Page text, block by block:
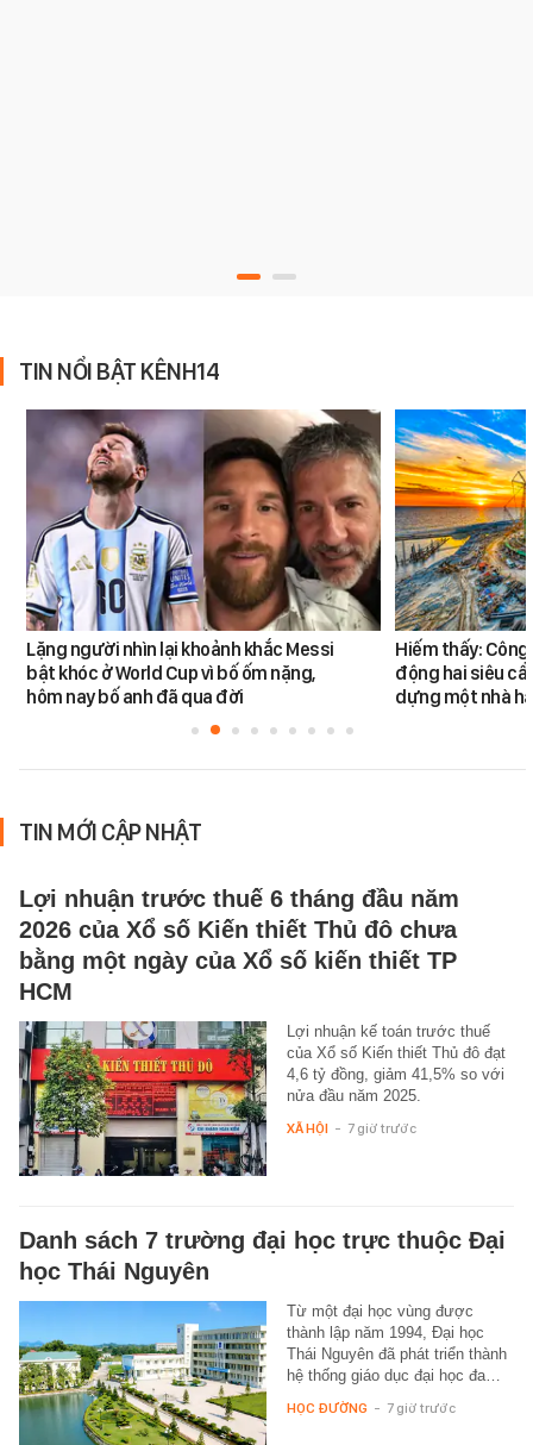
TIN NỔI BẬT KÊNH14
Lặng người nhìn lại khoảnh khắc Messi
bật khóc ở World Cup vì bố ốm nặng,
hôm nay bố anh đã qua đời
Hiếm thấy:
động hai siêu
dựng một nhà
TIN MỚI CẬP NHẬT
Lợi nhuận trước thuế 6 tháng đầu năm
2026 của Xổ số Kiến thiết Thủ đô chưa
bằng một ngày của Xổ số kiến thiết TP
HCM
Lợi nhuận kế toán trước thuế
của Xổ số Kiến thiết Thủ đô đạt
4,6 tỷ đồng, giảm 41,5% so với
nửa đầu năm 2025.
XÃ HỘI - 7 giờ trước
Danh sách 7 trường đại học trực thuộc Đại
học Thái Nguyên
Từ một đại học vùng được
thành lập năm 1994, Đại học
Thái Nguyên đã phát triển thành
hệ thống giáo dục đại học đa…
HỌC ĐƯỜNG - 7 giờ trước